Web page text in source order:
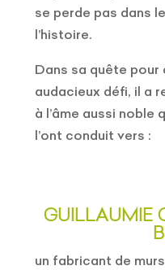
se perde pas dans
l’histoire.
Dans sa quête
audacieux défi, il a
à l’âme aussi noble
l’ont conduit vers :
GUILLAUMIE
un fabricant de